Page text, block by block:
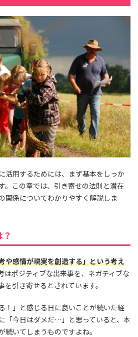
活用するためには、まず基本をしっか
。この章では、引き寄せの法則と潜在
関係についてわかりやすく解説しま
や感情が現実を創造する」という考え
はポジティブな出来事を、ネガティブな
引き寄せるとされています。
！」と感じる日に良いことが続いた経
「今日はダメだ…」と思っていると、本
続いてしまうものですよね。